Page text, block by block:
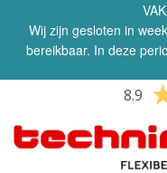
Wij zijn gesloten in
bereikbaar. In deze
8.9